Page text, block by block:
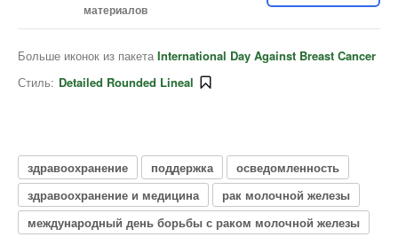
материалов
Больше иконок из пакета International Day Against Breast Cancer
Стиль: Detailed Rounded Lineal
здравоохранение поддержка
осведомленность
здравоохранение и медицина
рак молочной железы
международный день борьбы с раком молочной железы